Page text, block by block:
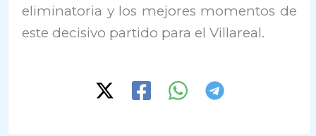
eliminatoria y los mejores momentos de
este decisivo partido para el Villareal.